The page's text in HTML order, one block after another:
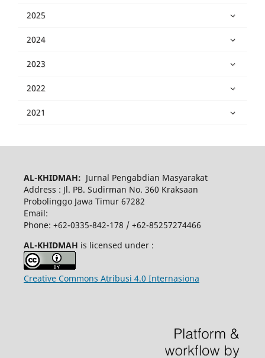
2025
2024
2023
2022
2021
AL-KHIDMAH: Jurnal Pengabdian Masyarakat
Address : Jl. PB. Sudirman No. 360 Kraksaan
Probolinggo Jawa Timur 67282
Email:
Phone: +62-0335-842-178 / +62-85257274466
AL-KHIDMAH is licensed under :
Creative Commons Atribusi 4.0 Internasiona